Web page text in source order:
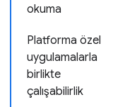
okuma
Platforma özel
uygulamalarla
birlikte
çalışabilirlik